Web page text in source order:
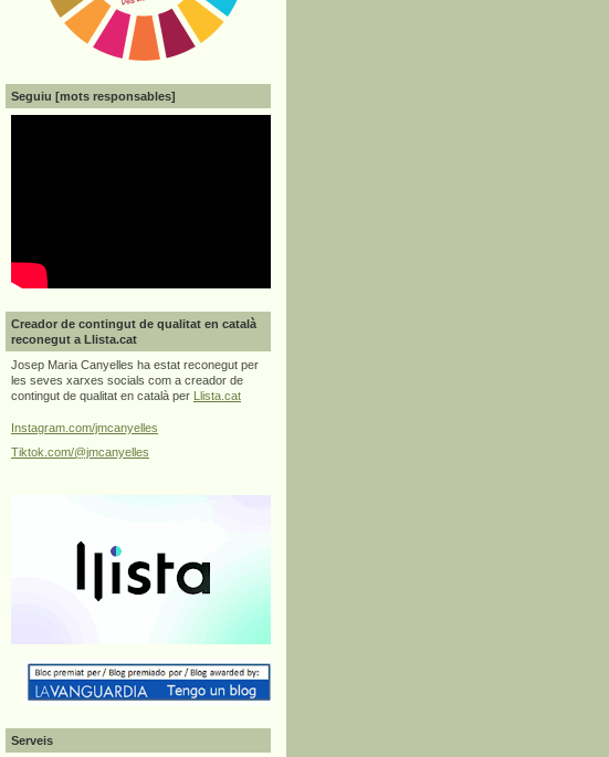
Seguiu [mots responsables]
Creador de contingut de qualitat en català
reconegut a Llista.cat
Josep Maria Canyelles ha estat reconegut per
les seves xarxes socials com a creador de
contingut de qualitat en català per
Llista.cat
Instagram.com/jmcanyelles
Tiktok.com/@jmcanyelles
Serveis